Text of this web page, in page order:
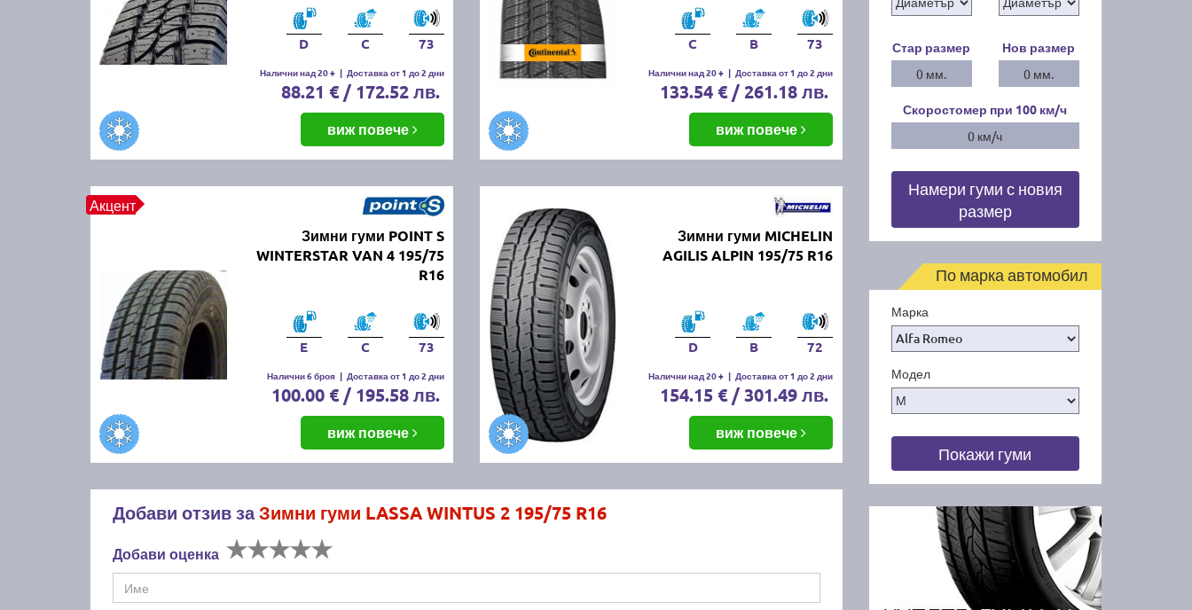
D C 73
Налични над 20 + | Доставка от 1 до 2 дни
88.21 € / 172.52 лв.
виж повече
C B 73
Налични над 20 + | Доставка от 1 до 2 дни
133.54 € / 261.18 лв.
виж повече
Акцент
Зимни гуми POINT S
WINTERSTAR VAN 4 195/75
R16
E C 73
Налични 6 броя | Доставка от 1 до 2 дни
100.00 € / 195.58 лв.
виж повече
Зимни гуми MICHELIN
AGILIS ALPIN 195/75 R16
D B 72
Налични над 20 + | Доставка от 1 до 2 дни
154.15 € / 301.49 лв.
виж повече
Добави отзив заЗимни гуми LASSA WINTUS 2 195/75 R16
Добави оценка
Стар размер
0 мм.
Нов размер
0 мм.
Скоростомер при 100 км/ч
0 км/ч
Намери гуми с новия
размер
По марка автомобил
Марка
Модел
Покажи гуми